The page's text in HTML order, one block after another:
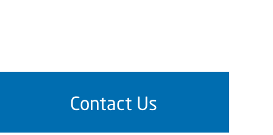
Contact Us